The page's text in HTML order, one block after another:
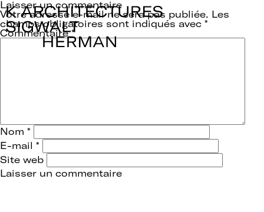
Laisser un commentaire
Votre adresse e-mail ne sera pas publiée. Les
champs obligatoires sont indiqués avec *
Commentaire*
Nom *
E-mail *
Site web